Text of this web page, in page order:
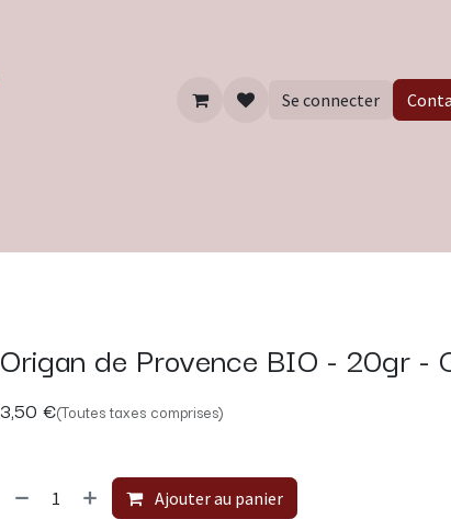
Se connecter
Origan de Provence BIO - 20gr -
3,50 €(Toutes taxes comprises)
Ajouter au panier